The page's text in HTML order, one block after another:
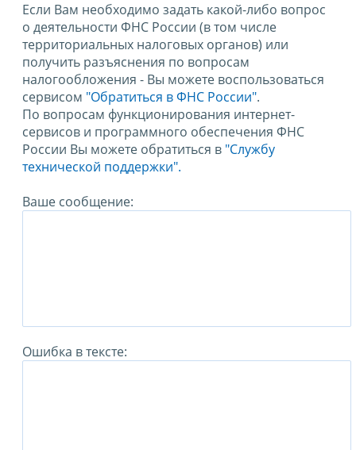
Если Вам необходимо задать какой-либо вопрос
о деятельности ФНС России (в том числе
территориальных налоговых органов) или
получить разъяснения по вопросам
налогообложения - Вы можете воспользоваться
сервисом "Обратиться в ФНС России".
По вопросам функционирования интернет-
сервисов и программного обеспечения ФНС
России Вы можете обратиться в "Службу
технической поддержки".
Ваше сообщение:
Ошибка в тексте: